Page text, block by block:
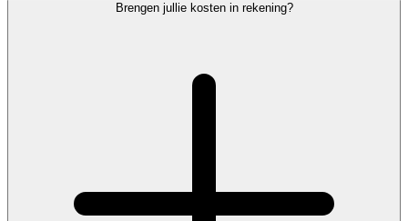
Brengen jullie kosten in rekening?